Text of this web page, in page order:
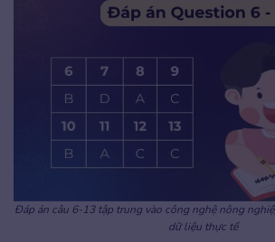
Đáp án câu 6-13 tập trung vào công nghệ nông
dữ liệu thực tế